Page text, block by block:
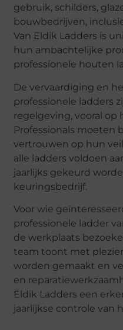
gebruik, schilders,
bouwbedrijven,
Van Eldik Ladders is
hun ambachtelijke
professionele houten
De vervaardiging en
professionele ladders
regelgeving, vooral op
Professionals moeten
vertrouwen op hun
alle ladders voldoen
jaarlijks gekeurd
keuringsbedrijf.
Voor wie
professionele ladder
de werkplaats
team toont met
worden gemaakt en
en
Eldik Ladders een
jaarlijkse controle van